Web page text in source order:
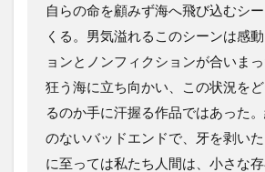
自らの命を顧みず海へ飛び込むシ
くる。男気溢れるこのシーンは感
ョンとノンフィクションが合いま
狂う海に立ち向かい、この状況を
るのか手に汗握る作品ではあった
のないバッドエンドで、牙を剥い
に至っては私たち人間は、小さな